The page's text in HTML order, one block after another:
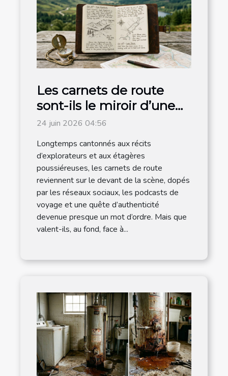
Les carnets de route
sont-ils le miroir d’une
destination authentique
24 juin 2026 04:56
Longtemps cantonnés aux récits
d’explorateurs et aux étagères
poussiéreuses, les carnets de route
reviennent sur le devant de la scène, dopés
par les réseaux sociaux, les podcasts de
voyage et une quête d’authenticité
devenue presque un mot d’ordre. Mais que
valent-ils, au fond, face à...